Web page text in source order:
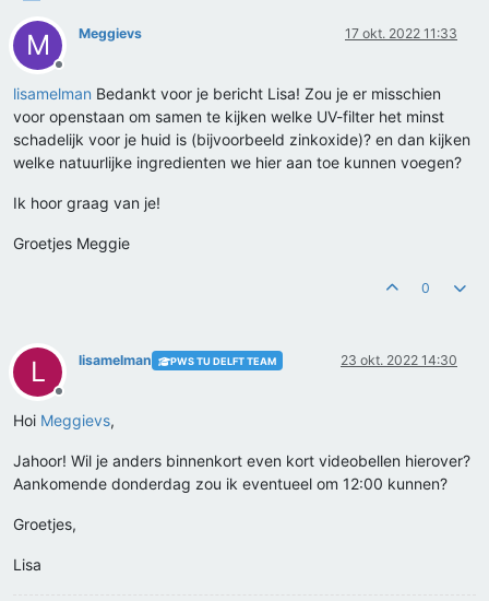
M
Offline
Meggievs 17 okt. 2022 11:33
lisamelman Bedankt voor je bericht Lisa! Zou je er misschien
voor openstaan om samen te kijken welke UV-filter het minst
schadelijk voor je huid is (bijvoorbeeld zinkoxide)? en dan kijken
welke natuurlijke ingredienten we hier aan toe kunnen voegen?
Ik hoor graag van je!
Groetjes Meggie
0
L
Offline
lisamelman PWS TU DELFT TEAM 23 okt. 2022 14:30
Hoi Meggievs,
Jahoor! Wil je anders binnenkort even kort videobellen hierover?
Aankomende donderdag zou ik eventueel om 12:00 kunnen?
Groetjes,
Lisa